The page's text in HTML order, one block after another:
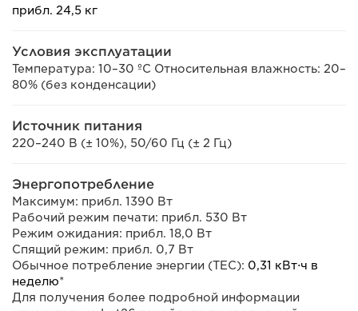
прибл. 24,5 кг
Условия эксплуатации
Температура: 10–30 ºC Относительная влажность: 20–
80% (без конденсации)
Источник питания
220–240 В (± 10%), 50/60 Гц (± 2 Гц)
Энергопотребление
Максимум: прибл. 1390 Вт
Рабочий режим печати: прибл. 530 Вт
Режим ожидания: прибл. 18,0 Вт
Спящий режим: прибл. 0,7 Вт
Обычное потребление энергии (TEC): 0,31 кВт⋅ч в
неделю*
Для получения более подробной информации